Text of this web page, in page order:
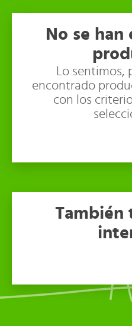
No se
Lo sentimos,
encontrado
con los
También